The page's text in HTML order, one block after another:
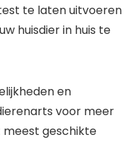
te laten uitvoeren
huisdier in huis te
en
voor meer
meest geschikte